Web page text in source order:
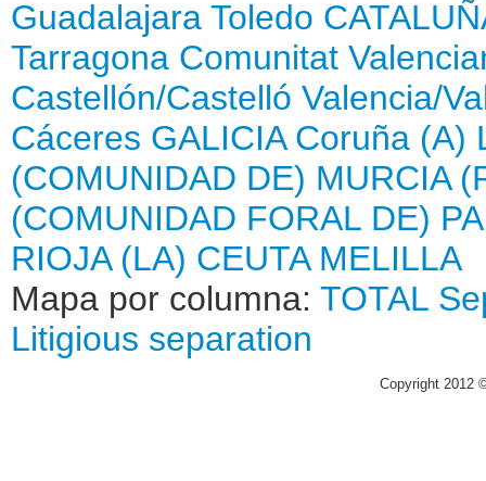
Guadalajara Toledo
Tarragona Comunitat
Castellón/Castelló Valencia/
Cáceres GALICIA Coruña (A)
(COMUNIDAD DE) MURCIA
(COMUNIDAD FORAL DE)
RIOJA (LA) CEUTA MELILLA
Mapa por columna: TOTAL
Litigious separation
Copyright 2012